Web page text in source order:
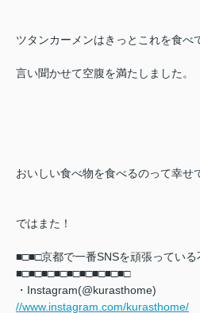
ツタンカーメンはきっとこれを食べ
言い聞かせて空腹を満たしました。
おいしい食べ物を食べるのって幸せ
ではまた！
■□■□京都で一番SNSを頑張っている
■□■□■□■□■□■□■□■□■□
・Instagram(@kurasthome)
//www.instagram.com/kurasthome/